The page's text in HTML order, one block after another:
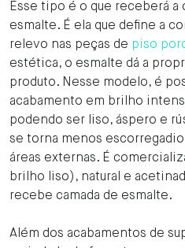
Esse tipo é o que receberá a
esmalte. É ela que define a
relevo nas peças de piso
estética, o esmalte dá a
produto. Nesse modelo, é
acabamento em brilho
podendo ser liso, áspero e
se torna menos
áreas externas. É
brilho liso), natural e
recebe camada de esmalte.
Além dos acabamentos de